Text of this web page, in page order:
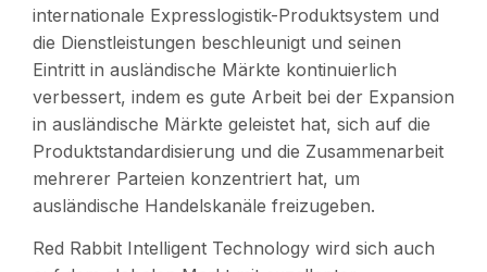
internationale Expresslogistik-Produktsystem und
die Dienstleistungen beschleunigt und seinen
Eintritt in ausländische Märkte kontinuierlich
verbessert, indem es gute Arbeit bei der Expansion
in ausländische Märkte geleistet hat, sich auf die
Produktstandardisierung und die Zusammenarbeit
mehrerer Parteien konzentriert hat, um
ausländische Handelskanäle freizugeben.
Red Rabbit Intelligent Technology wird sich auch